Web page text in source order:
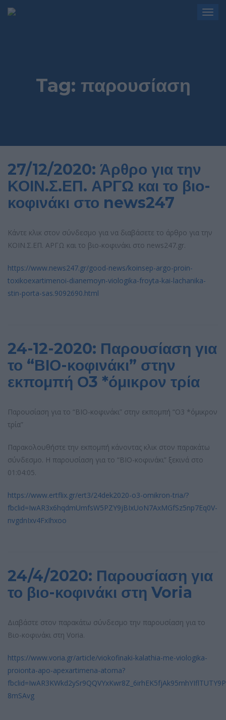
Tag: παρουσίαση
27/12/2020: Άρθρο για την
ΚΟΙΝ.Σ.ΕΠ. ΑΡΓΩ και το βιο-
κοφινάκι στο news247
Κάντε κλικ στον σύνδεσμο για να διαβάσετε το άρθρο για την
ΚΟΙΝ.Σ.ΕΠ. ΑΡΓΩ και το βιο-κοφινάκι στο news247.gr.
https://www.news247.gr/good-news/koinsep-argo-proin-
toxikoexartimenoi-dianemoyn-viologika-froyta-kai-lachanika-
stin-porta-sas.9092690.html
24-12-2020: Παρουσίαση για
το “ΒΙΟ-κοφινάκι” στην
εκπομπή Ο3 *όμικρον τρία
Παρουσίαση για το “ΒΙΟ-κοφινάκι” στην εκπομπή “Ο3 *όμικρον
τρία”
Παρακολουθήστε την εκπομπή κάνοντας κλικ στον παρακάτω
σύνδεσμο. Η παρουσίαση για το “ΒΙΟ-κοφινάκι” ξεκινά στο
01:04:05.
https://www.ertflix.gr/ert3/24dek2020-o3-omikron-tria/?
fbclid=IwAR3x6hqdmUmfsW5PZY9jBIxUoN7AxMGfSz5np7Eq0V-
nvgdnIxv4FxIhxoo
24/4/2020: Παρουσίαση για
το βιο-κοφινάκι στη Voria
Διαβάστε στον παρακάτω σύνδεσμο την παρουσίαση για το
Βιο-κοφινάκι στη Voria.
https://www.voria.gr/article/viokofinaki-kalathia-me-viologika-
proionta-apo-apexartimena-atoma?
8mSAvg